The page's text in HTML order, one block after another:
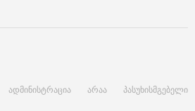
არაა პასუხისმგებელი